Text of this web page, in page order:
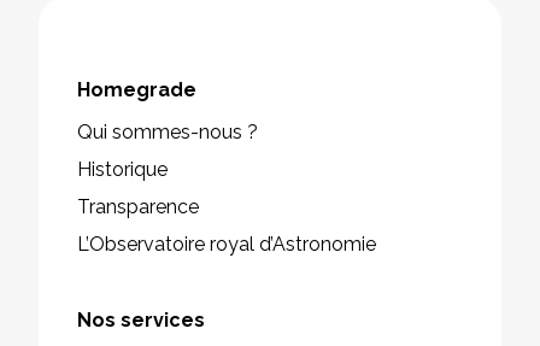
Homegrade
Qui sommes-nous ?
Historique
Transparence
L’Observatoire royal d’Astronomie
Nos services